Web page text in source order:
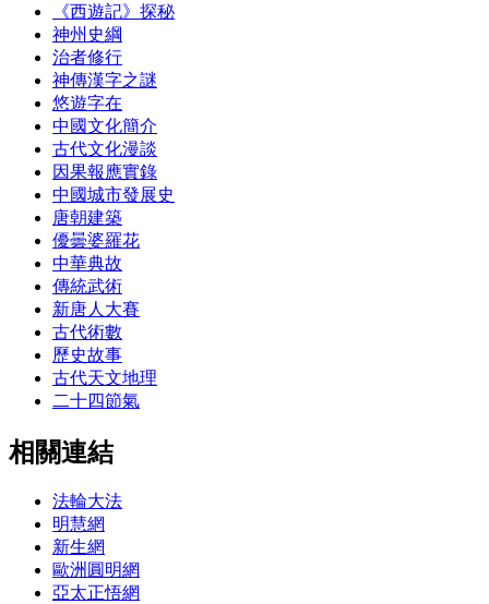
《西遊記》探秘
神州史綱
治者修行
神傳漢字之謎
悠遊字在
中國文化簡介
古代文化漫談
因果報應實錄
中國城市發展史
唐朝建築
優曇婆羅花
中華典故
傳統武術
新唐人大賽
古代術數
歷史故事
古代天文地理
二十四節氣
相關連結
法輪大法
明慧網
新生網
歐洲圓明網
亞太正悟網